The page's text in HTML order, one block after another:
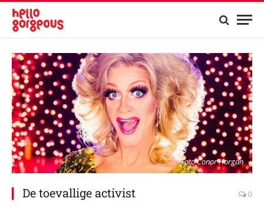
Foto Conor Horgan
De toevallige activist 0